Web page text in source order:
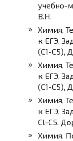
учебно-
В.Н.
Химия,
к ЕГЭ,
(С1-С5),
Химия,
к ЕГЭ,
(С1-С5),
Химия,
к ЕГЭ,
Cl-C5,
Химия.